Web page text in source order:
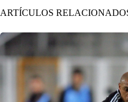
ARTÍCULOS